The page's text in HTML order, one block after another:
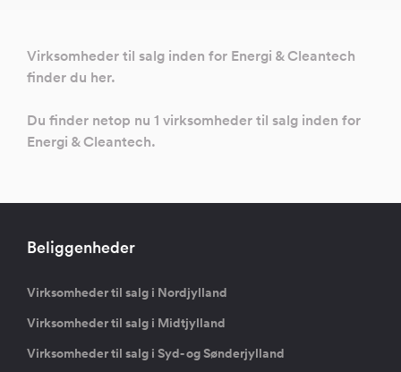
Virksomheder til salg inden for Energi & Cleantech
finder du her.
Du finder netop nu 1 virksomheder til salg inden for
Energi & Cleantech.
Beliggenheder
Virksomheder til salg i Nordjylland
Virksomheder til salg i Midtjylland
Virksomheder til salg i Syd- og Sønderjylland